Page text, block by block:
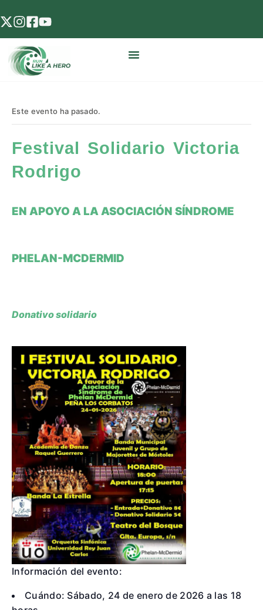
Este evento ha pasado.
Festival Solidario Victoria
Rodrigo
EN APOYO A LA ASOCIACIÓN SÍNDROME
PHELAN-MCDERMID
Donativo solidario
Información del evento:
Cuándo: Sábado, 24 de enero de 2026 a las 18